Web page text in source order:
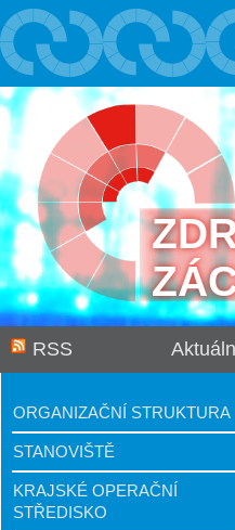
RSS
ORGANIZAČNÍ STRUKTURA
STANOVIŠTĚ
KRAJSKÉ OPERAČNÍ
STŘEDISKO